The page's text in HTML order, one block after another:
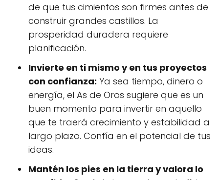
de que tus cimientos son firmes antes de
construir grandes castillos. La
prosperidad duradera requiere
planificación.
Invierte en ti mismo y en tus proyectos
con confianza: Ya sea tiempo, dinero o
energía, el As de Oros sugiere que es un
buen momento para invertir en aquello
que te traerá crecimiento y estabilidad a
largo plazo. Confía en el potencial de tus
ideas.
Mantén los pies en la tierra y valora lo